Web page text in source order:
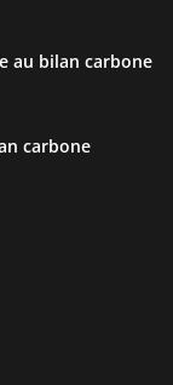
au bilan carbone
carbone